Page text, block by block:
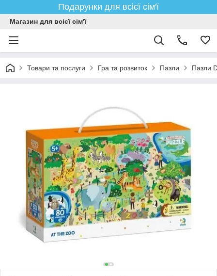
Подарунки для всієї сім'ї
Магазин для всієї сім'ї
Товари та послуги Гра та розвиток Пазли Пазли